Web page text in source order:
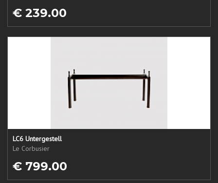
€ 239.00
LC6 Untergestell
Le Corbusier
€ 799.00